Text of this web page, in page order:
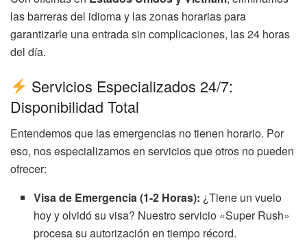
las barreras del idioma y las zonas horarias para
garantizarle una entrada sin complicaciones, las 24 horas
del día.
Servicios Especializados 24/7:
Disponibilidad Total
Entendemos que las emergencias no tienen horario. Por
eso, nos especializamos en servicios que otros no pueden
ofrecer:
Visa de Emergencia (1-2 Horas): ¿Tiene un vuelo
hoy y olvidó su visa? Nuestro servicio «Super Rush»
procesa su autorización en tiempo récord.